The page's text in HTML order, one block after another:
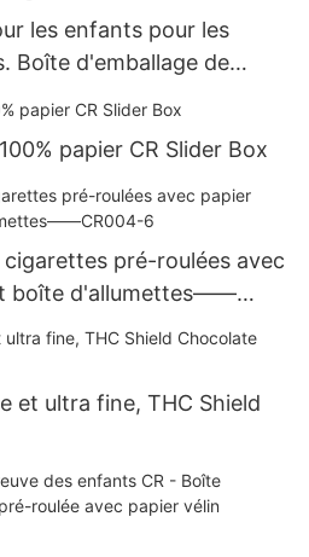
les enfants pour les
Boîte d'emballage de
gélifiés et sucettes ou
au cannabis
papier CR Slider Box
pré-roulées avec
boîte d'allumettes——
et ultra fine, THC Shield